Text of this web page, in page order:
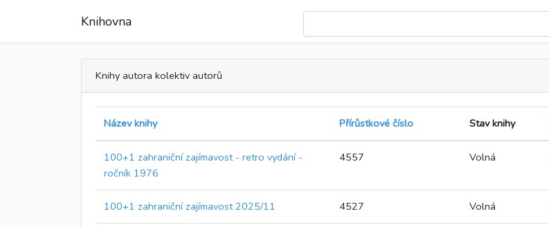
Knihovna
Knihy autora kolektiv autorů
Název knihy Přírůstkové číslo Stav knihy
100+1 zahraniční zajímavost - retro vydání -
ročník 1976
4557 Volná
100+1 zahraniční zajímavost 2025/11 4527 Volná